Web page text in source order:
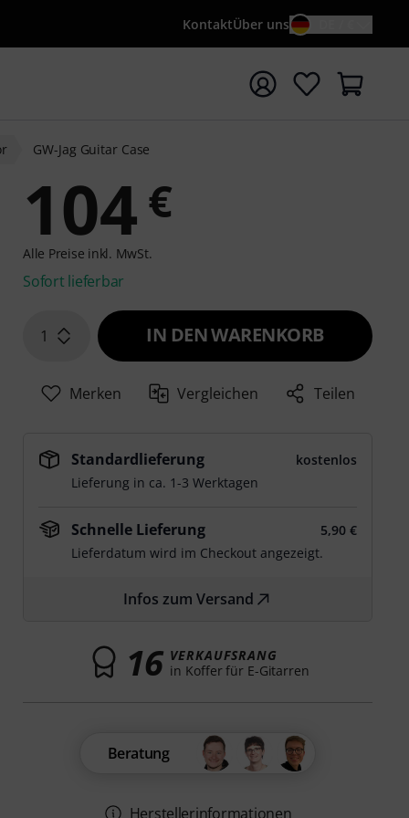
KontaktÜber uns
mit Suchwort {searchTerm} starten
GW-Jag Guitar Case
104 €
Alle Preise inkl. MwSt.
Sofort lieferbar
1 IN DEN WARENKORB
Merken Vergleichen Teilen
Standardlieferung
kostenlos
Lieferung in ca. 1-3 Werktagen
Schnelle Lieferung
5,90 €
Lieferdatum wird im Checkout angezeigt.
Infos zum Versand
16 VERKAUFSRANG
in Koffer für E-Gitarren
Beratung
Herstellerinformationen